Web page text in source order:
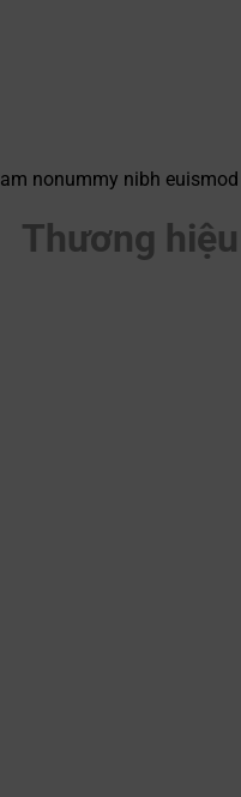
nonummy nibh
Thương